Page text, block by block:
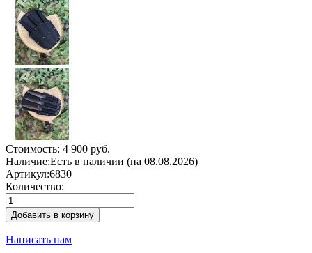
Стоимость: 4 900 руб.
Наличие:Есть в наличии (на 08.08.2026)
Артикул:6830
Количество:
Добавить в корзину
Написать нам